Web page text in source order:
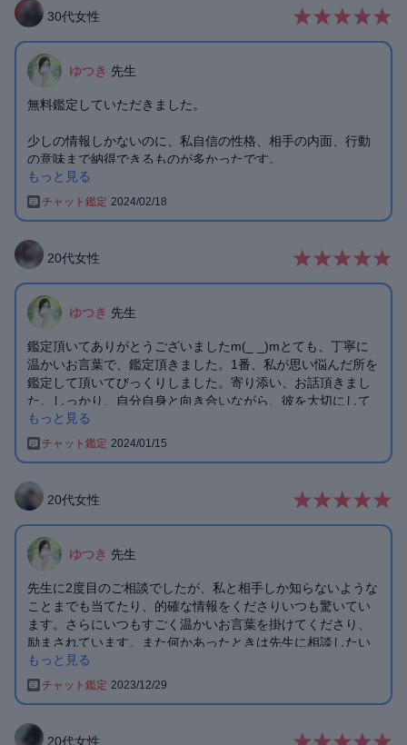
持ちが暖かくなり幸せな気持ちになりました。そのせいか涙
が出てきて、心の浄化もできたように思います。彼と出会っ
たこと、今回の辛い状況、今まで進展しなかった関係も含め
全てにおいて意味がある、私にとって必要な事だと感じてお
ります。本当にありがとうございました。
30代女性
ゆつき 先生
無料鑑定していただきました。
少しの情報しかないのに、私自信の性格、相手の内面、行動
の意味まで納得できるものが多かったです。
なんで分かるの？ってほんとに不思議でした。
無料なのに長文で返信をくださったので、
また機会があればこちらの先生にお願いしたいと思いまし
た。
もっと見る
チャット鑑定 2024/02/18
20代女性
ゆつき 先生
鑑定頂いてありがとうございましたm(_ _)mとても、丁寧に
温かいお言葉で、鑑定頂きました。1番、私が思い悩んだ所を
鑑定して頂いてびっくりしました。寄り添い、お話頂きまし
た。しっかり、自分自身と向き合いながら、彼を大切にして
いきたいと思います。辛くなった時は、やり取りを見て、ま
た、見直しながら、焦らず、自分の気持ちを聞きたいと思い
もっと見る
チャット鑑定 2024/01/15
20代女性
ゆつき 先生
先生に2度目のご相談でしたが、私と相手しか知らないような
ことまでも当てたり、的確な情報をくださりいつも驚いてい
ます。さらにいつもすごく温かいお言葉を掛けてくださり、
励まされています。また何かあったときは先生に相談したい
と思います。
もっと見る
チャット鑑定 2023/12/29
20代女性